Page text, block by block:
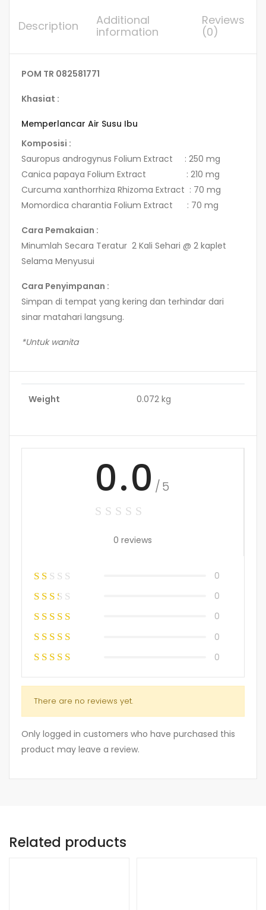
Description
Additional
information
Reviews
(0)
POM TR 082581771
Khasiat :
Memperlancar Air Susu Ibu
Komposisi :
Sauropus androgynus Folium Extract : 250 mg
Canica papaya Folium Extract : 210 mg
Curcuma xanthorrhiza Rhizoma Extract : 70 mg
Momordica charantia Folium Extract : 70 mg
Cara Pemakaian :
Minumlah Secara Teratur 2 Kali Sehari @ 2 kaplet
Selama Menyusui
Cara Penyimpanan :
Simpan di tempat yang kering dan terhindar dari
sinar matahari langsung.
*Untuk wanita
Weight 0.072 kg
0.0 /5
0 reviews
0
0
0
0
0
There are no reviews yet.
Only logged in customers who have purchased this
product may leave a review.
Related products